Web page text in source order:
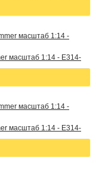
масштаб 1:14 - E314-
масштаб 1:14 - E314-